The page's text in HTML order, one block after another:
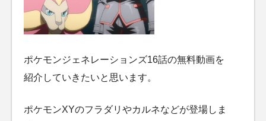
ポケモンジェネレーションズ16話の無料動画を
紹介していきたいと思います。
ポケモンXYのフラダリやカルネなどが登場しま